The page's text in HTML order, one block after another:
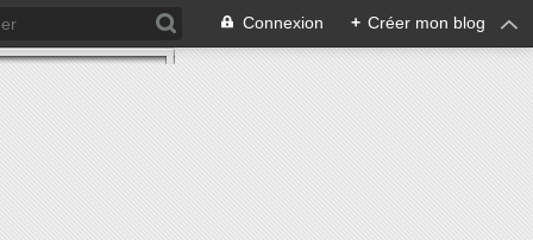
Connexion + Créer mon blog